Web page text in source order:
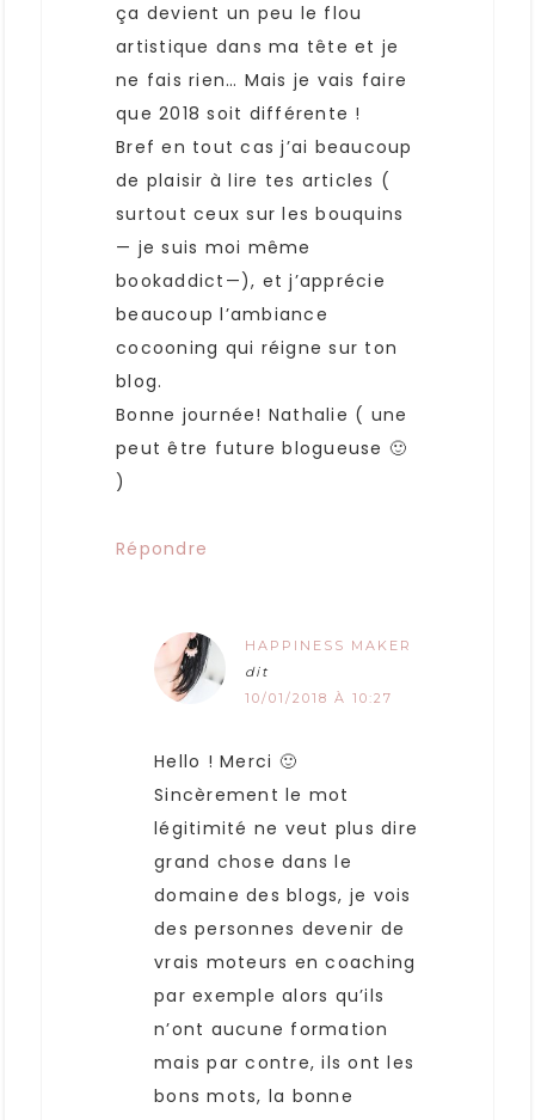
ça devient un peu le flou
artistique dans ma tête et je
ne fais rien… Mais je vais faire
que 2018 soit différente !
Bref en tout cas j’ai beaucoup
de plaisir à lire tes articles (
surtout ceux sur les bouquins
— je suis moi même
bookaddict—), et j’apprécie
beaucoup l’ambiance
cocooning qui réigne sur ton
blog.
Bonne journée! Nathalie ( une
peut être future blogueuse 🙂
)
Répondre
HAPPINESS MAKER
dit
10/01/2018 À 10:27
Hello ! Merci 🙂
Sincèrement le mot
légitimité ne veut plus dire
grand chose dans le
domaine des blogs, je vois
des personnes devenir de
vrais moteurs en coaching
par exemple alors qu’ils
n’ont aucune formation
mais par contre, ils ont les
bons mots, la bonne